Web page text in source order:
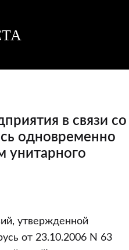
в связи со
одновременно
унитарного
утвержденной
от 23.10.2006 N 63